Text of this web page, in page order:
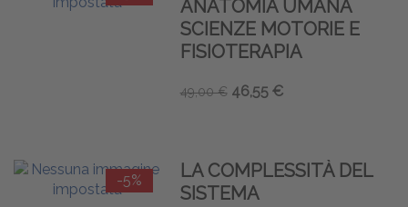
ANATOMIA UMANA
SCIENZE MOTORIE E
FISIOTERAPIA
49,00 € 46,55 €
-5%
LA COMPLESSITÀ DEL
SISTEMA